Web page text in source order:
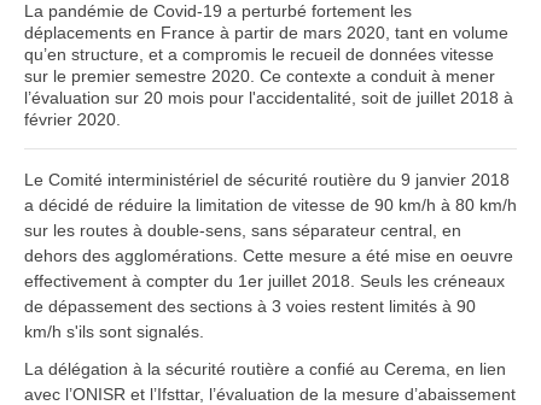
La pandémie de Covid-19 a perturbé fortement les
déplacements en France à partir de mars 2020, tant en volume
qu’en structure, et a compromis le recueil de données vitesse
sur le premier semestre 2020. Ce contexte a conduit à mener
l’évaluation sur 20 mois pour l'accidentalité, soit de juillet 2018 à
février 2020.
Le Comité interministériel de sécurité routière du 9 janvier 2018
a décidé de réduire la limitation de vitesse de 90 km/h à 80 km/h
sur les routes à double-sens, sans séparateur central, en
dehors des agglomérations. Cette mesure a été mise en oeuvre
effectivement à compter du 1er juillet 2018. Seuls les créneaux
de dépassement des sections à 3 voies restent limités à 90
km/h s'ils sont signalés.
La délégation à la sécurité routière a confié au Cerema, en lien
avec l’ONISR et l’Ifsttar, l’évaluation de la mesure d’abaissement